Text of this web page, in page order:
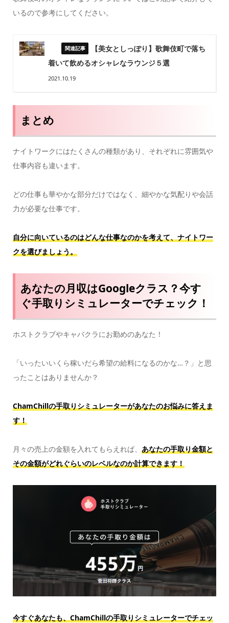
いるので参考にしてください。
【美女としっぽり】歌舞伎町で落ち
着いて飲めるオシャレなラウンジ５選
2021.10.19
まとめ
ナイトワークにはたくさんの種類があり、それぞれに雰囲気や
仕事内容も違います。
どの仕事も華やかな部分だけではなく、細やかな気配りや会話
力が必要な仕事です。
自分に向いているのはどんな仕事なのかを考えて、ナイトワー
クを選びましょう。
あなたの月収はGoogleクラス？今す
ぐ手取りシミュレーターでチェック！
ホストクラブやキャバクラにお勤めのあなた！
「いったいいくら稼いだら希望の給料になるのかな…？」と思
ったことはありませんか？
ChamChillの手取りシミュレーターがあなたのお悩みに答えま
す！
月々の売上の金額を入れてもらえれば、 あなたの手取り金額と
その金額がどれぐらいのレベルなのか計算できます！
今すぐあなたも、ChamChillの手取りシミュレーターでチェッ